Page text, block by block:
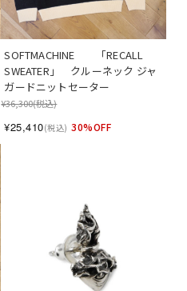
SOFTMACHINE　　「RECALL
SWEATER」　クルーネック ジャ
ガードニットセーター
¥36,300(税込)
¥25,410(税込) 30%OFF